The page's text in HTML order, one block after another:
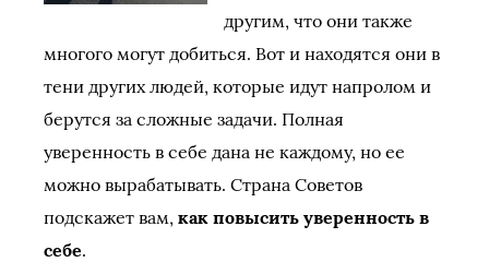
другим, что они также
многого могут добиться. Вот и находятся они в
тени других людей, которые идут напролом и
берутся за сложные задачи. Полная
уверенность в себе дана не каждому, но ее
можно вырабатывать. Страна Советов
подскажет вам, как повысить уверенность в
себе.